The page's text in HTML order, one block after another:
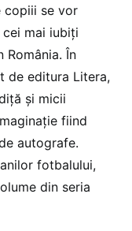
copiii se vor
mai iubiți
În
de editura Litera,
și micii
fiind
autografe.
fotbalului,
din seria